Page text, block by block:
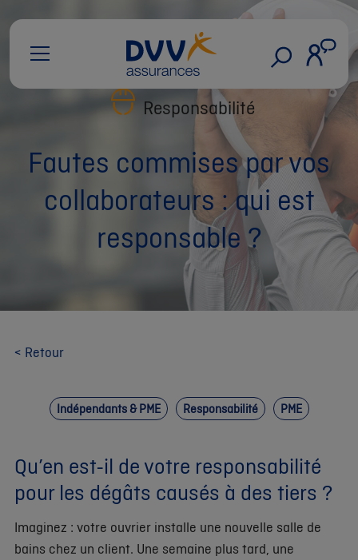
Responsabilité
Fautes commises par vos
collaborateurs : qui est
responsable ?
< Retour
Indépendants & PME Responsabilité PME
Qu’en est-il de votre responsabilité
pour les dégâts causés à des tiers ?
Imaginez : votre ouvrier installe une nouvelle salle de
bains chez un client. Une semaine plus tard, une